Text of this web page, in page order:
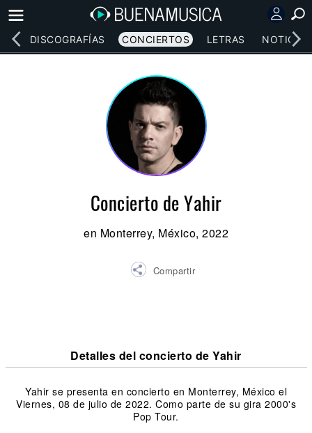
DISCOGRAFÍAS CONCIERTOS LETRAS NOTICIAS
Concierto de Yahir
en Monterrey, México, 2022
Compartir
Detalles del concierto de Yahir
Yahir se presenta en concierto en Monterrey, México el
Viernes, 08 de julio de 2022. Como parte de su gira 2000's
Pop Tour.